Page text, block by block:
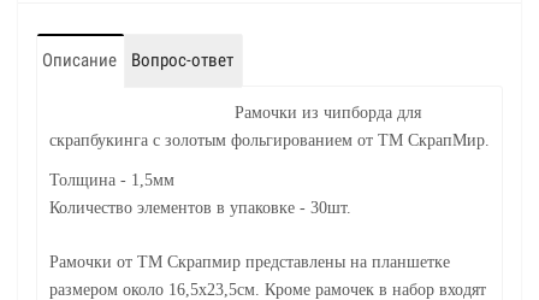
Описание Вопрос-ответ
Рамочки из чипборда для
скрапбукинга с золотым фольгированием от ТМ СкрапМир.
Толщина - 1,5мм
Количество элементов в упаковке - 30шт.
Рамочки от ТМ Скрапмир представлены на планшетке
размером около 16,5х23,5см. Кроме рамочек в набор входят